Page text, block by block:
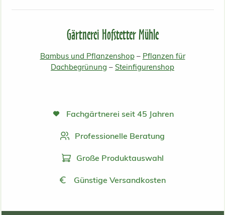
Gärtnerei Hofstetter Mühle
Bambus und Pflanzenshop– Pflanzen für
Dachbegrünung – Steinfigurenshop
Fachgärtnerei seit 45 Jahren
Professionelle Beratung
Große Produktauswahl
Günstige Versandkosten